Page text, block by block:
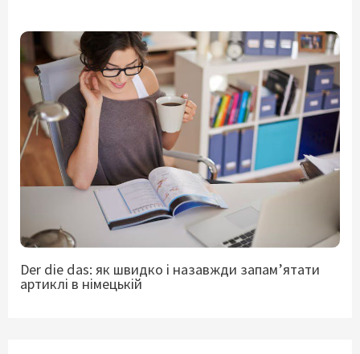
Der die das: як швидко і назавжди запам’ятати
артиклі в німецькій